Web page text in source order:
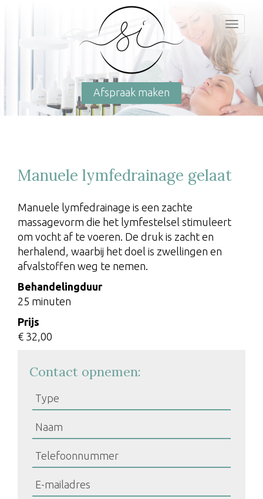
Afspraak maken
Manuele lymfedrainage gelaat
Manuele lymfedrainage is een zachte
massagevorm die het lymfestelsel stimuleert
om vocht af te voeren. De druk is zacht en
herhalend, waarbij het doel is zwellingen en
afvalstoffen weg te nemen.
Behandelingduur
25 minuten
Prijs
€ 32,00
Contact opnemen: